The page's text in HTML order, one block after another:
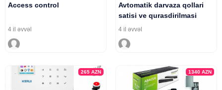
Access control
4 il əvvəl
Avtomatik darvaza qollari
satisi ve qurasdirilmasi
4 il əvvəl
265AZN 1340 AZN